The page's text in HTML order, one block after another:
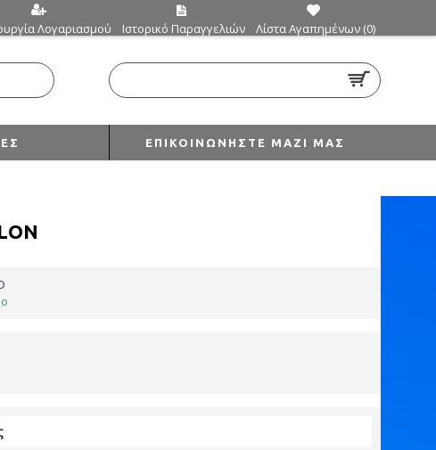
Λογαριασμού Ιστορικό Παραγγελιών Λίστα Αγαπημένων (0)
ΕΠΙΚΟΙΝΩΝΉΣΤΕ ΜΑΖΊ ΜΑΣ